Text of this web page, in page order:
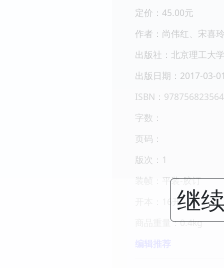
定价：45.00元
作者：尚伟红、宋喜
出版社：北京理工大
出版日期：2017-03-
ISBN：
字数：
页码：
版次：1
装帧：平装-胶订
开本：16开
商品重量：0.4kg
继